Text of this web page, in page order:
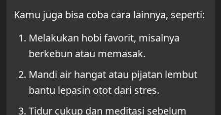
Kamu juga bisa coba cara lainnya, seperti:
Melakukan hobi favorit, misalnya
berkebun atau memasak.
Mandi air hangat atau pijatan lembut
bantu lepasin otot dari stres.
Tidur cukup dan meditasi sebelum